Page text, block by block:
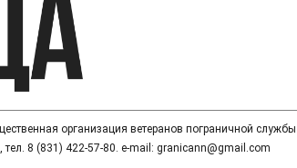
организация ветеранов пограничной
8 (831) 422-57-80. e-mail: granicann@gmail.com